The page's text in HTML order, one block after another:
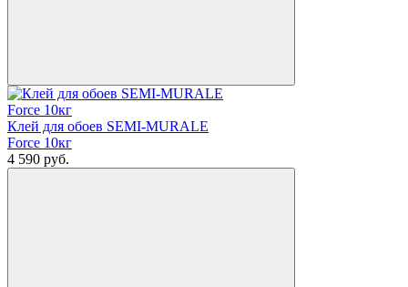
Клей для обоев SEMI-MURALE
Force 10кг
4 590 руб.